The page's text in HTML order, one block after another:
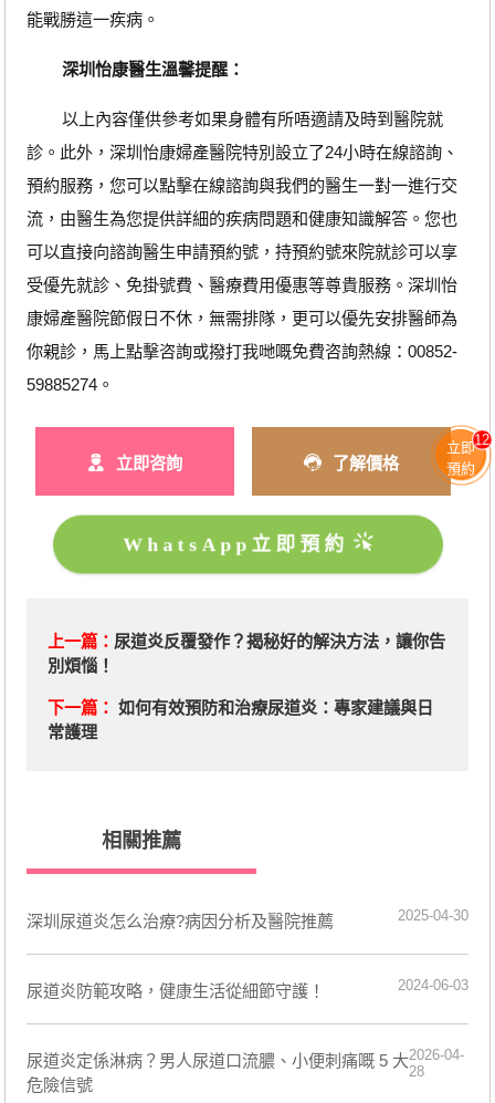
能戰勝這一疾病。
深圳怡康醫生溫馨提醒：
以上內容僅供參考如果身體有所唔適請及時到醫院就
診。此外，深圳怡康婦產醫院特別設立了24小時在線諮詢、
預約服務，您可以點擊在線諮詢與我們的醫生一對一進行交
流，由醫生為您提供詳細的疾病問題和健康知識解答。您也
可以直接向諮詢醫生申請預約號，持預約號來院就診可以享
受優先就診、免掛號費、醫療費用優惠等尊貴服務。深圳怡
康婦產醫院節假日不休，無需排隊，更可以優先安排醫師為
你親診，馬上點擊咨詢或撥打我哋嘅免費咨詢熱線：00852-
59885274。
立即咨詢 了解價格
WhatsApp立即預約
上一篇： 尿道炎反覆發作？揭秘好的解決方法，讓你告
別煩惱！
下一篇： 如何有效預防和治療尿道炎：專家建議與日
常護理
相關推薦
深圳尿道炎怎么治療?病因分析及醫院推薦 2025-04-30
​尿道炎防範攻略，健康生活從細節守護！ 2024-06-03
尿道炎定係淋病？男人尿道口流膿、小便刺痛嘅 5 大
危險信號
2026-04-
28
立即
預約
12